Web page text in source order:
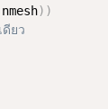
nmesh) )
ยว